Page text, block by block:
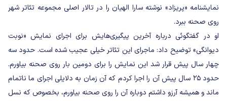
نمایشنامه «پریزاد» نوشته سارا الهیان را در تالار اصلی مجموعه تئاتر شهر
روی صحنه ببرد.
او در گفتگوئی درباره آخرین پیگیری‌هایش برای اجرای نمایش «نوبت
دیوانگی» توضیح داد: ماجرای این تئاتر خیلی عجیب شده است. حدود سه
چهار سال پیش قرار شد این نمایش را برای دومین بار روی صحنه بیاورم.
حدود ۲۵ سال پیش آن را اجرا کردم که آن زمان به دلایلی اجرای ما ناتمام
ماند و همیشه آرزو داشتم دوباره آن را روی صحنه بیاورم، بخصوص که نسل